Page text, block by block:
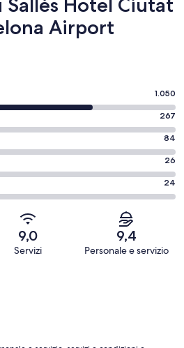
Airport
1.050
267
84
26
24
9,0
Servizi
9,4
Personale e servizio